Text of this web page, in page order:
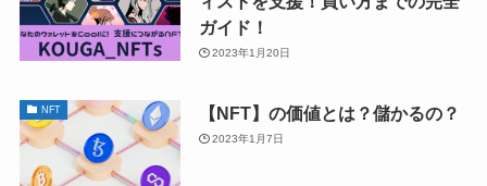
ガイド！
2023年1月20日
NFT 【NFT】の価値とは？儲かるの？
2023年1月7日